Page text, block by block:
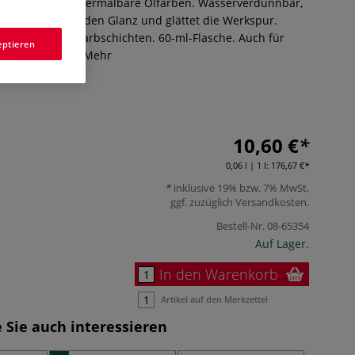
erhöht den Glanz und glättet die Werkspur.
den oberen Farbschichten. 60-ml-Flasche. Auch für
geeignet.
Mehr
10,60 €
0,06 l | 1 l: 176,67 €
inklusive 19% bzw. 7% MwSt,
ggf. zuzüglich Versandkosten.
Bestell-Nr.08-65354
Auf Lager.
In den Warenkorb
Artikel auf den Merkzettel
Sie auch interessieren